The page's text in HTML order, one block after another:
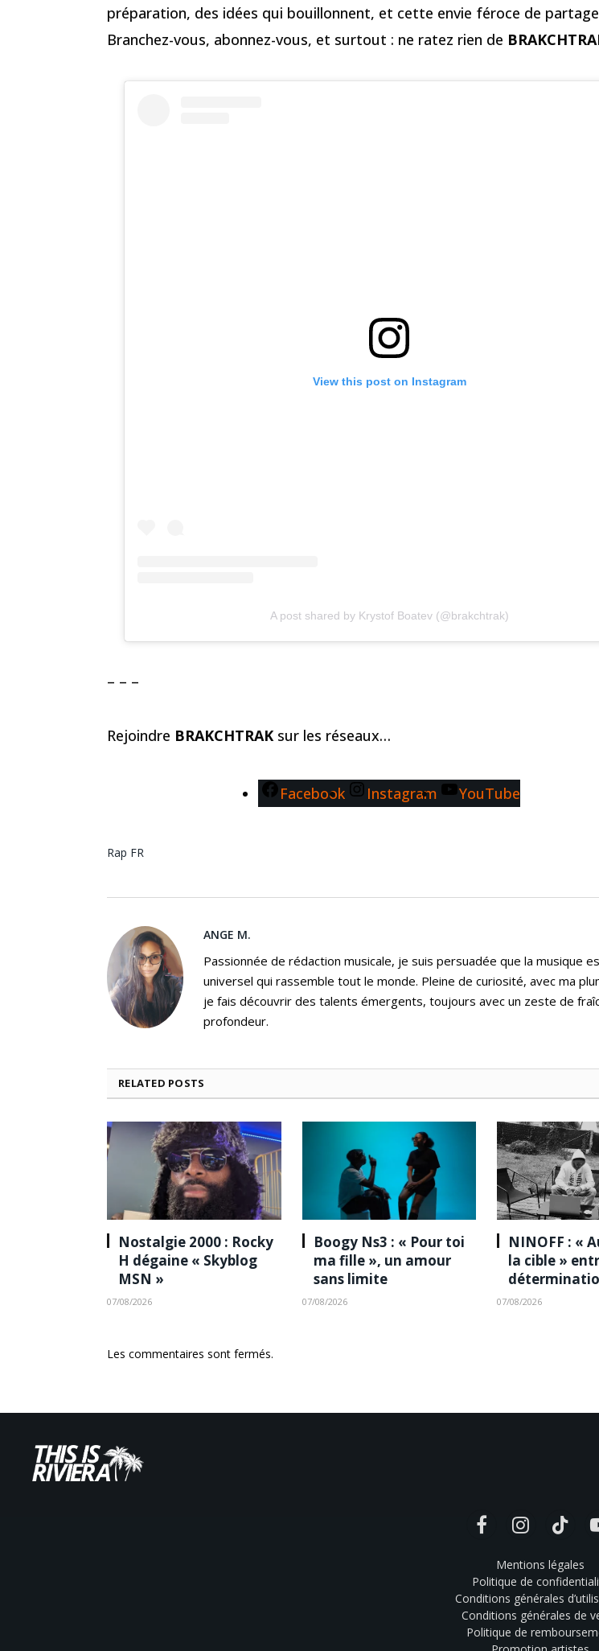
préparation, des idées qui bouillonnent, et cette envie féroce de
Branchez-vous, abonnez-vous, et surtout : ne ratez rien de
View this post on Instagram
A post shared by Krystof Boatev (@brakchtrak)
– – –
Rejoindre BRAKCHTRAK sur les réseaux…
Facebook Instagram YouTube
Rap FR
ANGE M.
Passionnée de rédaction musicale, je suis persuadée que la musique
universel qui rassemble tout le monde. Pleine de curiosité, avec ma
je fais découvrir des talents émergents, toujours avec un zeste de
profondeur.
RELATED POSTS
Nostalgie 2000 : Rocky
H dégaine « Skyblog
MSN »
07/08/2026
Boogy Ns3 : « Pour toi
ma fille », un amour
sans limite
07/08/2026
NINOFF : «
la cible »
07/08/2026
Les commentaires sont fermés.
FacebookInstagramTikTok
Mentions légales
Politique de
Conditions générales
Conditions générales de
Politique de